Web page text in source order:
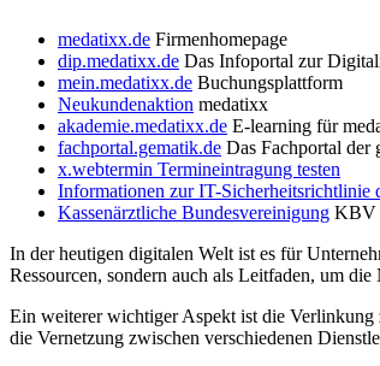
medatixx.de Firmenhomepage
dip.medatixx.de Das Infoportal zur
mein.medatixx.de Buchungsplattform
Neukundenaktion medatixx
akademie.medatixx.de E-learning für
fachportal.gematik.de Das Fachportal der
x.webtermin Termineintragung testen
Informationen zur IT-Sicherheitsrichtlinie
Kassenärztliche Bundesvereinigung KBV
In der heutigen digitalen Welt ist es für
Ressourcen, sondern auch als Leitfaden, um
Ein weiterer wichtiger Aspekt ist die Verlinkung
die Vernetzung zwischen verschiedenen